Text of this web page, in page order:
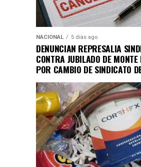
NACIONAL 5 días ago
DENUNCIAN REPRESALIA
CONTRA JUBILADO DE MONTE
POR CAMBIO DE SINDICATO